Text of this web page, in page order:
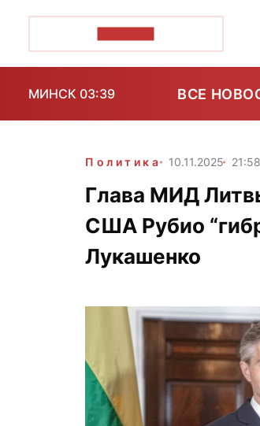
МИНСК 03:39 ВСЕ
Политика 10.11.2025 21:58
Глава МИД
США Рубио
Лукашенко